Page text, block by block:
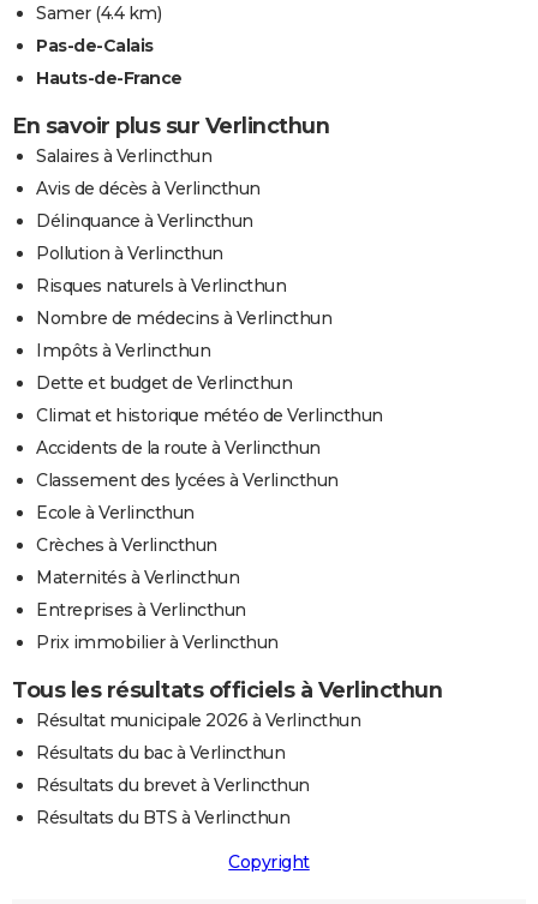
Samer(4.4 km)
Pas-de-Calais
Hauts-de-France
En savoir plus sur Verlincthun
Salaires à Verlincthun
Avis de décès à Verlincthun
Délinquance à Verlincthun
Pollution à Verlincthun
Risques naturels à Verlincthun
Nombre de médecins à Verlincthun
Impôts à Verlincthun
Dette et budget de Verlincthun
Climat et historique météo de Verlincthun
Accidents de la route à Verlincthun
Classement des lycées à Verlincthun
Ecole à Verlincthun
Crèches à Verlincthun
Maternités à Verlincthun
Entreprises à Verlincthun
Prix immobilier à Verlincthun
Tous les résultats officiels à Verlincthun
Résultat municipale 2026 à Verlincthun
Résultats du bac à Verlincthun
Résultats du brevet à Verlincthun
Résultats du BTS à Verlincthun
Copyright